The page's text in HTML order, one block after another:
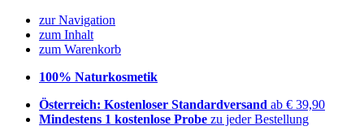
zur Navigation
zum Inhalt
zum Warenkorb
100% Naturkosmetik
Österreich: Kostenloser Standardversand ab € 39,90
Mindestens 1 kostenlose Probe zu jeder Bestellung